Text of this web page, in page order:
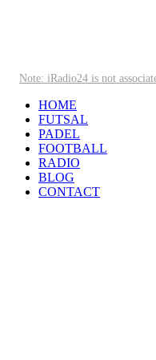
Note: iRadio24 is not
HOME
FUTSAL
PADEL
FOOTBALL
RADIO
BLOG
CONTACT